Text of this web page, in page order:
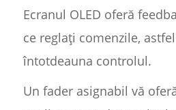
Ecranul OLED oferă
ce reglați comenzile,
întotdeauna controlul.
Un fader asignabil vă